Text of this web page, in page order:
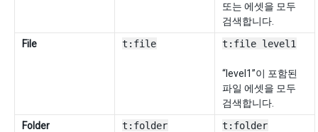
또는 에셋을 모두
검색합니다.
File
t:file t:file level1
“level1”이 포함된
파일 에셋을 모두
검색합니다.
Folder
t:folder t:folder